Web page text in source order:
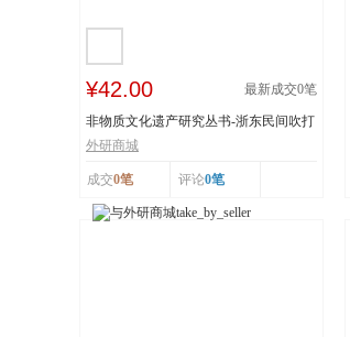
¥42.00 最新成交0笔
非物质文化遗产研究丛书-浙东民间吹打
乐研究 作...
外研商城
成交0笔 评论0笔